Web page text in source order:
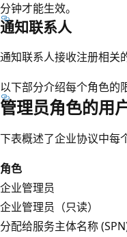
分钟才能生效。
通知联系人
通知联系人接收注册相关
以下部分介绍每个角色的
管理员角色的用
下表概述了企业协议中每
角色
企业管理员
企业管理员（只读）
分配给服务主体名称